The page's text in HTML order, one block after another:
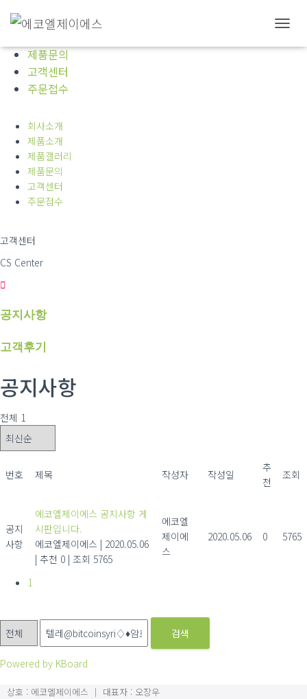
비
제품소개
제품문의
고객센터
주문접수
회사소개
제품소개
제품갤러리
제품문의
고객센터
주문접수
고객센터
CS Center
공지사항
고객후기
공지사항
전체 1
번호 제목 작성자 작성일
추
천
조회
공지
사항
에코엘제이에스 공지사항 게
시판입니다.
에코엘제이에스 | 2020.05.06
| 추천 0 | 조회 5765
에코엘
제이에
스
2020.05.06 0 5765
1
검색
Powered by KBoard
상호 : 에코엘제이에스 ｜ 대표자 : 오장우